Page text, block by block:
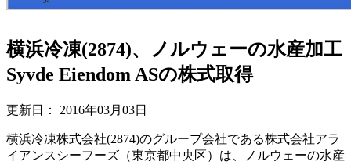
横浜冷凍(2874)、ノルウェーの水産加工
Syvde Eiendom ASの株式取得
更新日： 2016年03月03日
横浜冷凍株式会社(2874)のグループ会社である株式会社アラ
イアンスシーフーズ（東京都中央区）は、ノルウェーの水産